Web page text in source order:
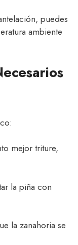
puedes
ambiente
mejor triture,
la piña con
la zanahoria se